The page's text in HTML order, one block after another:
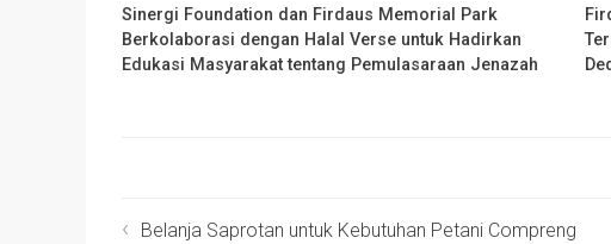
Sinergi Foundation dan Firdaus Memorial Park
Berkolaborasi dengan Halal Verse untuk Hadirkan
Edukasi Masyarakat tentang Pemulasaraan Jenazah
Belanja Saprotan untuk Kebutuhan Petani Compreng